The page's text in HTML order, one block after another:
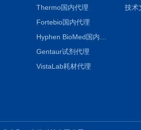
Thermo国内代理
Fortebio国内代理
Gentaur试剂代理
VistaLab耗材代理
技术